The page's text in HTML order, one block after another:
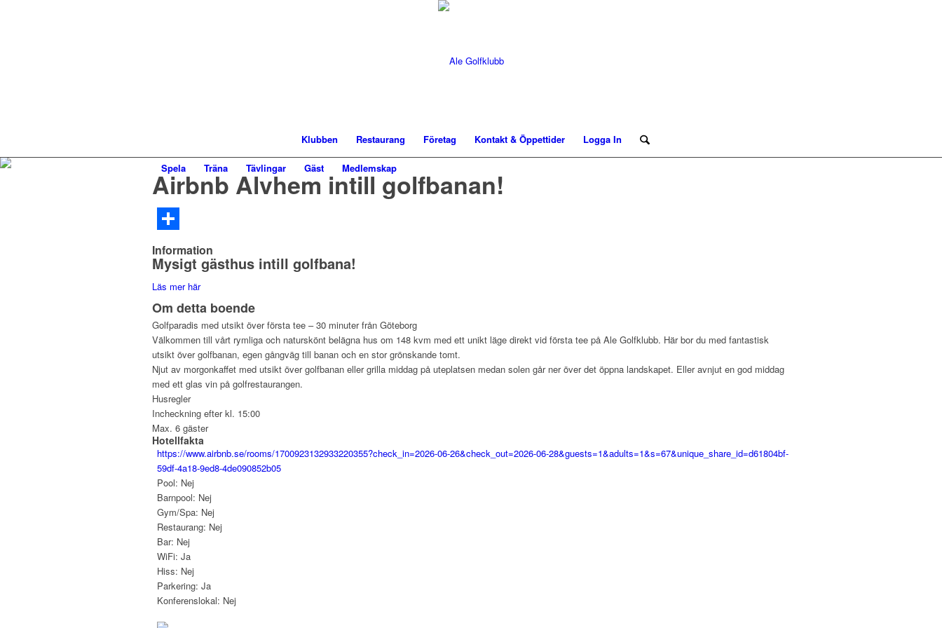
Klubben Restaurang Företag Kontakt & Öppettider Logga In
Spela Träna Tävlingar Gäst Medlemskap
Airbnb Alvhem intill golfbanan!
Information
Mysigt gästhus intill golfbana!
Läs mer här
Om detta boende
Golfparadis med utsikt över första tee – 30 minuter från Göteborg
Välkommen till vårt rymliga och naturskönt belägna hus om 148 kvm med ett unikt läge direkt vid första tee på Ale Golfklubb. Här bor du med fantastisk
utsikt över golfbanan, egen gångväg till banan och en stor grönskande tomt.
Njut av morgonkaffet med utsikt över golfbanan eller grilla middag på uteplatsen medan solen går ner över det öppna landskapet. Eller avnjut en god middag
med ett glas vin på golfrestaurangen.
Husregler
Incheckning efter kl. 15:00
Max. 6 gäster
Hotellfakta
https://www.airbnb.se/rooms/1700923132933220355?check_in=2026-06-26&check_out=2026-06-28&guests=1&adults=1&s=67&unique_share_id=d61804bf-
59df-4a18-9ed8-4de090852b05
Pool: Nej
Barnpool: Nej
Gym/Spa: Nej
Restaurang: Nej
Bar: Nej
WiFi: Ja
Hiss: Nej
Parkering: Ja
Konferenslokal: Nej